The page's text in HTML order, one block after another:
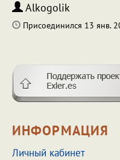
Alkogolik
Присоединился 13 янв.
ИНФОРМАЦИЯ
Личный кабинет